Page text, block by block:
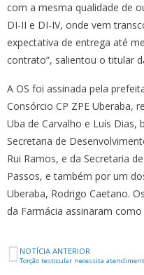
com a mesma qualidade de
DI-II e DI-IV, onde vem
expectativa de entrega até
contrato”, salientou o titular
A OS foi assinada pela
Consórcio CP ZPE Uberaba,
Uba de Carvalho e Luís
Secretaria de
Rui Ramos, e da Secretaria
Passos, e também por um
Uberaba, Rodrigo Caetano.
da Farmácia assinaram
NOTÍCIA ANTERIOR